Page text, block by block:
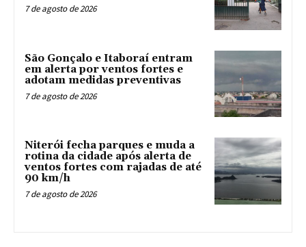
7 de agosto de 2026
São Gonçalo e Itaboraí entram
em alerta por ventos fortes e
adotam medidas preventivas
7 de agosto de 2026
Niterói fecha parques e muda a
rotina da cidade após alerta de
ventos fortes com rajadas de até
90 km/h
7 de agosto de 2026